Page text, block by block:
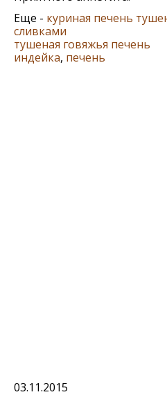
Еще - куриная печень
сливками
тушеная говяжья печень
индейка, печень
03.11.2015